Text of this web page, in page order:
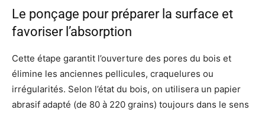
Le ponçage pour préparer la surface et
favoriser l’absorption
Cette étape garantit l’ouverture des pores du bois et
élimine les anciennes pellicules, craquelures ou
irrégularités. Selon l’état du bois, on utilisera un papier
abrasif adapté (de 80 à 220 grains) toujours dans le sens